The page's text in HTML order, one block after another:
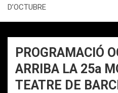
D’OCTUBRE
PROGRAMACIÓ
ARRIBA LA 25a
TEATRE DE